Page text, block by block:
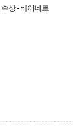
상 - 바이네르